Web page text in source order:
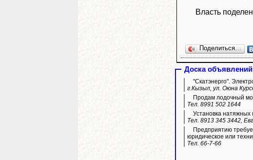
Власть
Поделиться…
Доска объявлений
"Скатэнерго".
г.Кызыл, ул. Оюна
Продам лодочный
Тел. 8991 502 1644
Установка натяжных
Тел. 8913 345 3442,
Предприятию
юридическое или
Тел. 66-7-66